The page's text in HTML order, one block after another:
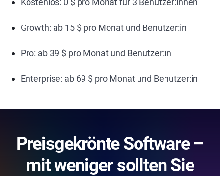
Kostenlos: 0 $ pro Monat für 3 Benutzer:innen
Growth: ab 15 $ pro Monat und Benutzer:in
Pro: ab 39 $ pro Monat und Benutzer:in
Enterprise: ab 69 $ pro Monat und Benutzer:in
Preisgekrönte Software –
mit weniger sollten Sie